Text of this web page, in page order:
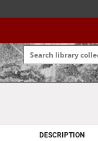
DESCRIPTION